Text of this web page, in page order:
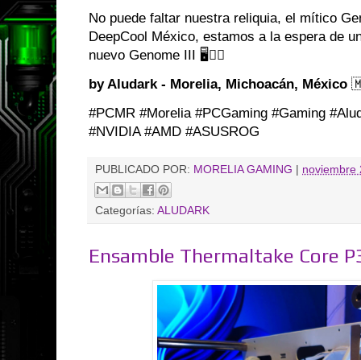
No puede faltar nuestra reliquia, el mítico
DeepCool México, estamos a la espera de
nuevo Genome III 🖥️👌🏼
by Aludark - Morelia, Michoacán, México
#PCMR #Morelia #PCGaming #Gaming
#NVIDIA #AMD #ASUSROG
PUBLICADO POR: MORELIA GAMING noviembre
Categorías: ALUDARK
Ensamble Thermaltake Core